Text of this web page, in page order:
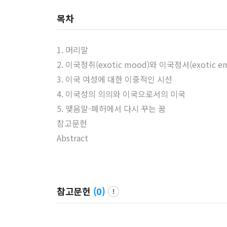
목차
1. 머리말
2. 이국정취(exotic mood)와 이국정서(exotic
3. 이국 여성에 대한 이중적인 시선
4. 이국성의 의의와 이국으로서의 미국
5. 맺음말-폐허에서 다시 꾸는 꿈
참고문헌
Abstract
참고문헌 (0)